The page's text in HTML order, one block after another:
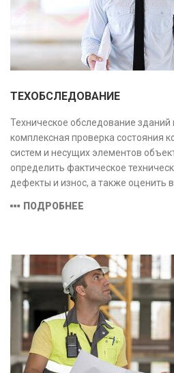
ТЕХОБСЛЕДОВАНИЕ
Техническое обследование
комплексная проверка состояния
систем и несущих элементов
определить фактическое
дефекты и износ, а также оценить
ПОДРОБНЕЕ